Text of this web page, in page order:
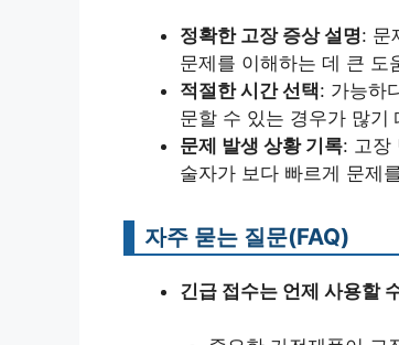
정확한 고장 증상 설명: 문
문제를 이해하는 데 큰 도
적절한 시간 선택: 가능하
문할 수 있는 경우가 많기
문제 발생 상황 기록: 고장
술자가 보다 빠르게 문제
자주 묻는 질문(FAQ)
긴급 접수는 언제 사용할